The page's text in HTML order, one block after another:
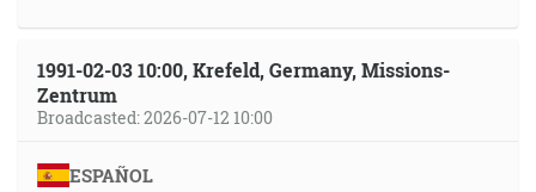
1991-02-03 10:00, Krefeld, Germany, Missions-
Zentrum
Broadcasted: 2026-07-12 10:00
ESPAÑOL